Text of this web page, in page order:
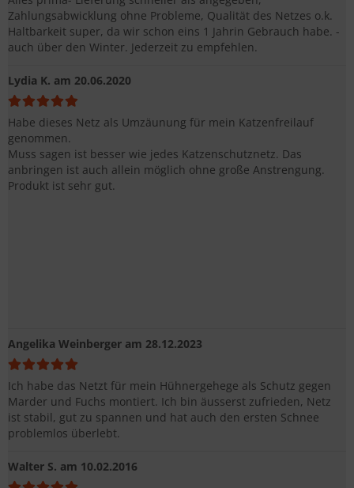
Zahlungsabwicklung ohne Probleme, Qualität des Netzes o.k.
Haltbarkeit super, da wir schon eins 1 Jahrin Gebrauch habe. -
auch über den Winter. Jederzeit zu empfehlen.
Lydia K. am 20.06.2020
Habe dieses Netz als Umzäunung für mein Katzenfreilauf
genommen.
Muss sagen ist besser wie jedes Katzenschutznetz. Das
anbringen ist auch allein möglich ohne große Anstrengung.
Produkt ist sehr gut.
Angelika Weinberger am 28.12.2023
Ich habe das Netzt für mein Hühnergehege als Schutz gegen
Marder und Fuchs montiert. Ich bin äusserst zufrieden, Netz
ist stabil, gut zu spannen und hat auch den ersten Schnee
problemlos überlebt.
Walter S. am 10.02.2016